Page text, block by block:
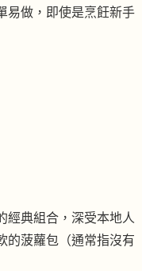
易做，即使是烹飪新手
經典組合，深受本地人
的菠蘿包（通常指沒有